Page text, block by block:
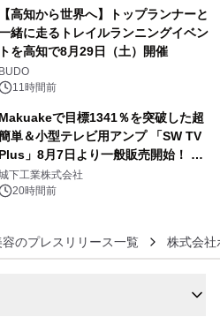
【高知から世界へ】トップランナーと
緒に走るトレイルランニングイベン
トを高知で8月29日（土）開催
BUDO
11時間前
Makuakeで目標1341％を突破した超
単＆小型テレビ用アンプ 「SW TV
Plus」8月7日より一般販売開始！ ケ
ブル1本つなぐだけ、テレビの音が
っと豊かに
下工業株式会社
20時間前
のプレスリリース一覧 株式会社